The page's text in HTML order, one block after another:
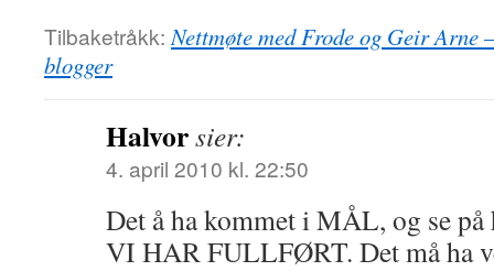
Tilbaketråkk: Nettmøte med Frode og Geir Arne
blogger
Halvorsier:
4. april 2010 kl. 22:50
Det å ha kommet i MÅL, og se
VI HAR FULLFØRT. Det må ha